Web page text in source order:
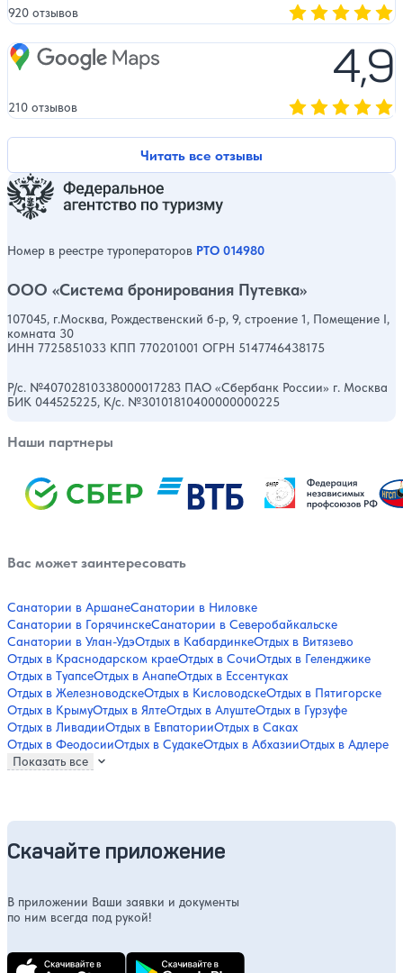
Читать все отзывы
920 отзывов
Google Maps 4,9
210 отзывов
Номер в реестре туроператоров РТО 014980
ООО «Система бронирования Путевка»
107045, г.Москва, Рождественский б-р, 9, строение 1, Помещение I,
комната 30
ИНН 7725851033 КПП 770201001 ОГРН 5147746438175
Р/с. №40702810338000017283 ПАО «Сбербанк России» г. Москва
БИК 044525225, К/с. №30101810400000000225
Наши партнеры
Вас может заинтересовать
Санатории в АршанеСанатории в Ниловке
Санатории в ГорячинскеСанатории в Северобайкальске
Санатории в Улан-УдэОтдых в КабардинкеОтдых в Витязево
Отдых в Краснодарском краеОтдых в СочиОтдых в Геленджике
Отдых в ТуапсеОтдых в АнапеОтдых в Ессентуках
Отдых в ЖелезноводскеОтдых в КисловодскеОтдых в Пятигорске
Отдых в КрымуОтдых в ЯлтеОтдых в АлуштеОтдых в Гурзуфе
Отдых в ЛивадииОтдых в ЕвпаторииОтдых в Саках
Отдых в ФеодосииОтдых в СудакеОтдых в АбхазииОтдых в Адлере
Показать все
Скачайте приложение
В приложении Ваши заявки и документы
по ним всегда под рукой!